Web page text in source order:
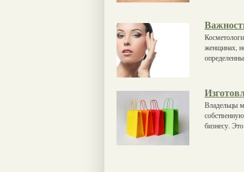
женщинах,
Владельцы
бизнесу.